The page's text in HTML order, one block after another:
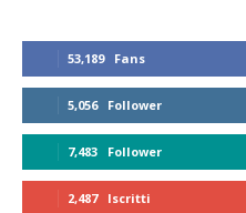
53,189 Fans
5,056 Follower
7,483 Follower
2,487 Iscritti